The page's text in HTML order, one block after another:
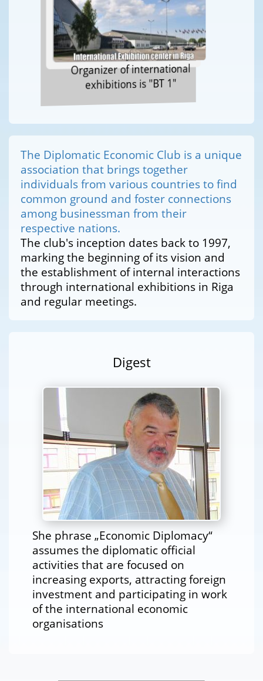
Organizer of international
exhibitions is "BT 1"
The Diplomatic Economic Club is a unique
association that brings together
individuals from various countries to find
common ground and foster connections
among businessman from their
respective nations.
The club's inception dates back to 1997,
marking the beginning of its vision and
the establishment of internal interactions
through international exhibitions in Riga
and regular meetings.
Digest
She phrase „Economic Diplomacy“
assumes the diplomatic official
activities that are focused on
increasing exports, attracting foreign
investment and participating in work
of the international economic
organisations